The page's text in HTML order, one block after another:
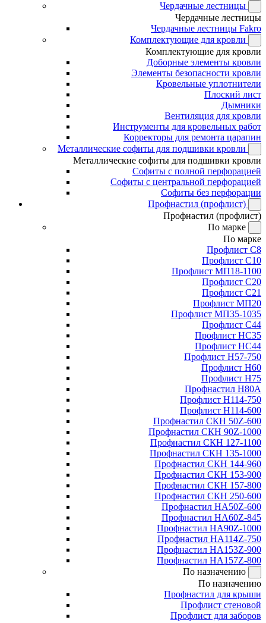
Чердачные лестницы
Чердачные лестницы
Чердачные лестницы Fakro
Комплектующие для кровли
Комплектующие для кровли
Доборные элементы кровли
Элементы безопасности кровли
Кровельные уплотнители
Плоский лист
Дымники
Вентиляция для кровли
Инструменты для кровельных работ
Корректоры для ремонта царапин
Металлические софиты для подшивки кровли
Металлические софиты для подшивки кровли
Софиты с полной перфорацией
Софиты с центральной перфорацией
Софиты без перфорации
Профнастил (профлист)
Профнастил (профлист)
По марке
По марке
Профлист С8
Профлист С10
Профлист МП18-1100
Профлист С20
Профлист С21
Профлист МП20
Профлист МП35-1035
Профлист С44
Профлист НС35
Профлист НС44
Профлист Н57-750
Профлист Н60
Профлист Н75
Профнастил Н80А
Профлист Н114-750
Профлист Н114-600
Профнастил СКН 50Z-600
Профнастил СКН 90Z-1000
Профнастил СКН 127-1100
Профнастил СКН 135-1000
Профнастил СКН 144-960
Профнастил СКН 153-900
Профнастил СКН 157-800
Профнастил СКН 250-600
Профнастил НА50Z-600
Профнастил НА60Z-845
Профнастил НА90Z-1000
Профнастил НА114Z-750
Профнастил НА153Z-900
Профнастил НА157Z-800
По назначению
По назначению
Профнастил для крыши
Профлист стеновой
Профлист для заборов